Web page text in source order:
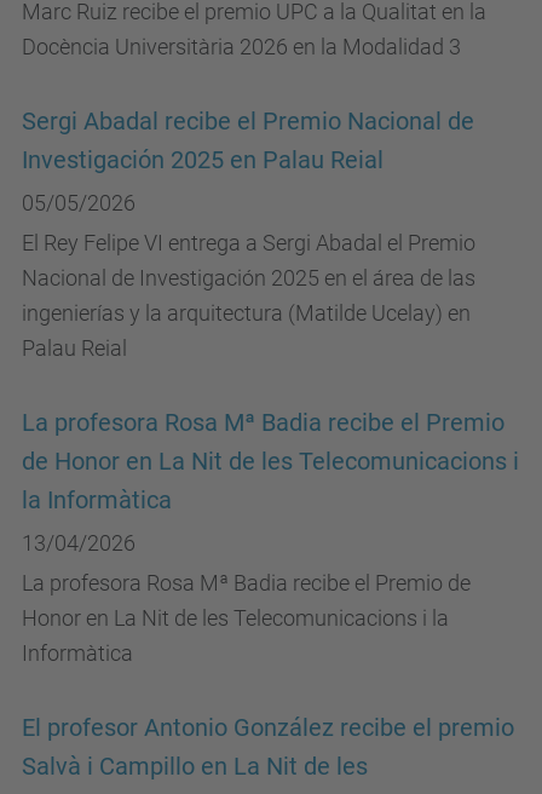
Marc Ruiz recibe el premio UPC a la Qualitat en la
Docència Universitària 2026 en la Modalidad 3
Sergi Abadal recibe el Premio Nacional de
Investigación 2025 en Palau Reial
05/05/2026
El Rey Felipe VI entrega a Sergi Abadal el Premio
Nacional de Investigación 2025 en el área de las
ingenierías y la arquitectura (Matilde Ucelay) en
Palau Reial
La profesora Rosa Mª Badia recibe el Premio
de Honor en La Nit de les Telecomunicacions i
la Informàtica
13/04/2026
La profesora Rosa Mª Badia recibe el Premio de
Honor en La Nit de les Telecomunicacions i la
Informàtica
El profesor Antonio González recibe el premio
Salvà i Campillo en La Nit de les